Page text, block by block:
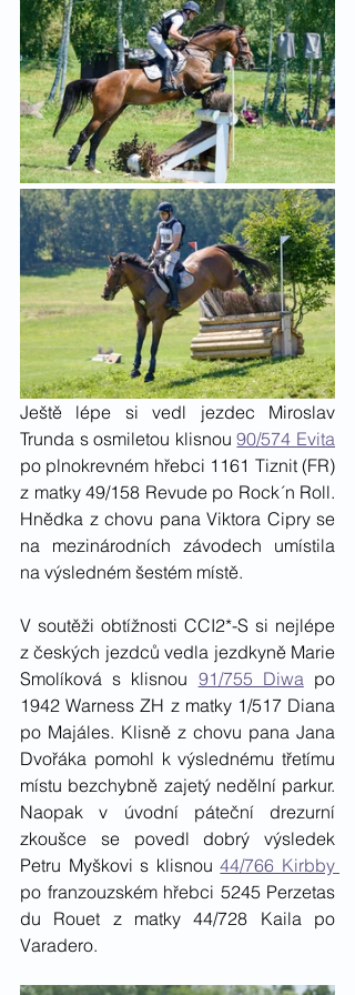
Ještě lépe si vedl jezdec Miroslav
Trunda s osmiletou klisnou 90/574 Evita
po plnokrevném hřebci 1161 Tiznit (FR)
z matky 49/158 Revude po Rock´n Roll.
Hnědka z chovu pana Viktora Cipry se
na mezinárodních závodech umístila
na výsledném šestém místě.
V soutěži obtížnosti CCI2*-S si nejlépe
z českých jezdců vedla jezdkyně Marie
Smolíková s klisnou 91/755 Diwa po
1942 Warness ZH z matky 1/517 Diana
po Majáles. Klisně z chovu pana Jana
Dvořáka pomohl k výslednému třetímu
místu bezchybně zajetý nedělní parkur.
Naopak v úvodní páteční drezurní
zkoušce se povedl dobrý výsledek
Petru Myškovi s klisnou
po franzouzském hřebci 5245 Perzetas
du Rouet z matky 44/728 Kaila po
Varadero.